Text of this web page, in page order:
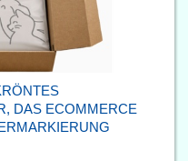
DAS ECOMMERCE